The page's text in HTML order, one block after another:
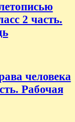
2 часть.
человека
Рабочая